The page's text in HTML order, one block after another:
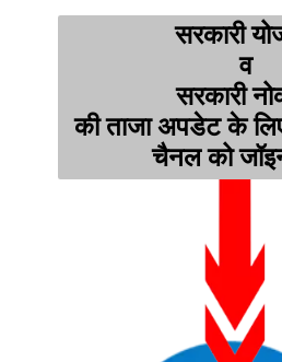
सरकारी
व
सरकारी
की ताजा अपडेट के
चैनल को